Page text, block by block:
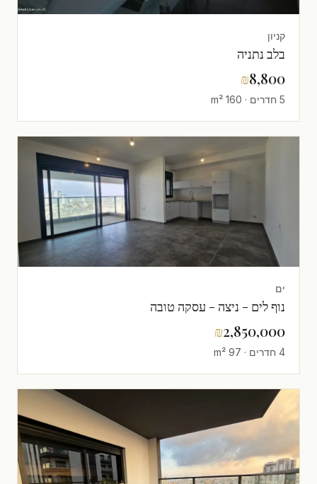
קניון
בלב נתניה
₪8,800
5 חדרים · 160 m²
ים
נוף לים - ניצה - עסקה טובה
₪2,850,000
4 חדרים · 97 m²